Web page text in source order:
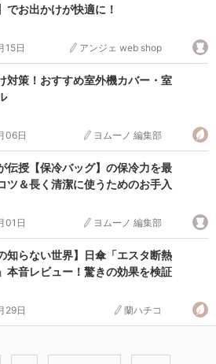
でお出かけが快適に！
15日 アンジェ web shop
対策！おすすめ室外機カバー・室
06日 ヨムーノ 編集部
伝授【保冷バッグ】の保冷力を最
ツ＆長く清潔に使うためのお手入
01日 ヨムーノ 編集部
知らない世界】日傘「エスタ断熱
本音レビュー！驚きの効果を検証
29日 蘭ハチコ